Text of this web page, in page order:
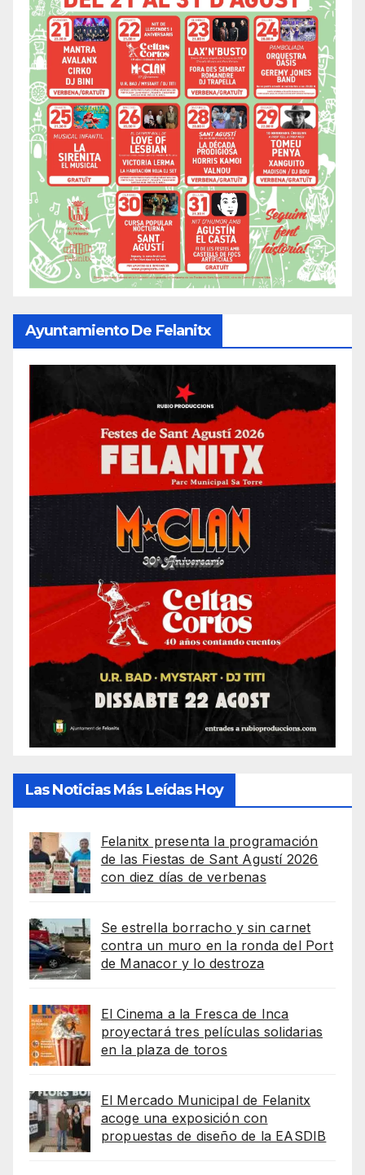
Ayuntamiento De Felanitx
Las Noticias Más Leídas Hoy
Felanitx presenta la programación
de las Fiestas de Sant Agustí 2026
con diez días de verbenas
Se estrella borracho y sin carnet
contra un muro en la ronda del Port
de Manacor y lo destroza
El Cinema a la Fresca de Inca
proyectará tres películas solidarias
en la plaza de toros
El Mercado Municipal de Felanitx
acoge una exposición con
propuestas de diseño de la EASDIB